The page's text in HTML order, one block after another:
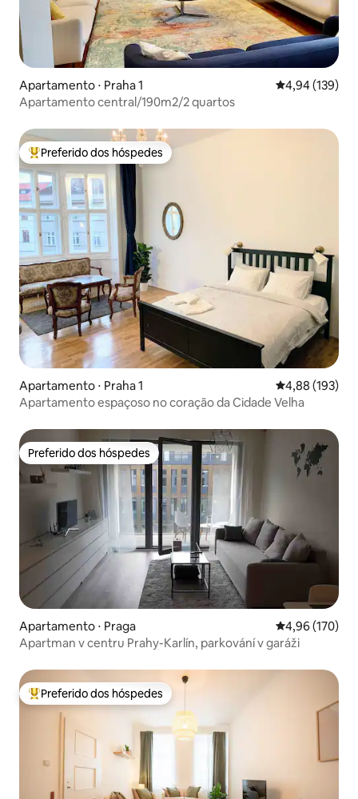
Apartamento ⋅ Praha 1 4,94 de uma
4,94 (139)
Apartamento central/190m2/2 quartos
Entre os melhores preferidos dos hóspedes
Preferido dos hóspedes
Apartamento ⋅ Praha 1 4,88 de uma
4,88 (193)
Apartamento espaçoso no coração da Cidade Velha
Preferido dos hóspedes
Preferido dos hóspedes
Apartamento ⋅ Praga 4,96 de uma
4,96 (170)
Apartman v centru Prahy-Karlín, parkování v garáži
Entre os melhores preferidos dos hóspedes
Preferido dos hóspedes